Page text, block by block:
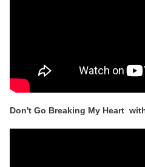
Don't Go Breaking My Heart